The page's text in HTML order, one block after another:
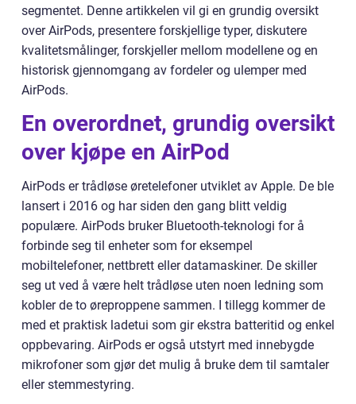
segmentet. Denne artikkelen vil gi en grundig oversikt
over AirPods, presentere forskjellige typer, diskutere
kvalitetsmålinger, forskjeller mellom modellene og en
historisk gjennomgang av fordeler og ulemper med
AirPods.
En overordnet, grundig oversikt
over kjøpe en AirPod
AirPods er trådløse øretelefoner utviklet av Apple. De ble
lansert i 2016 og har siden den gang blitt veldig
populære. AirPods bruker Bluetooth-teknologi for å
forbinde seg til enheter som for eksempel
mobiltelefoner, nettbrett eller datamaskiner. De skiller
seg ut ved å være helt trådløse uten noen ledning som
kobler de to øreproppene sammen. I tillegg kommer de
med et praktisk ladetui som gir ekstra batteritid og enkel
oppbevaring. AirPods er også utstyrt med innebygde
mikrofoner som gjør det mulig å bruke dem til samtaler
eller stemmestyring.